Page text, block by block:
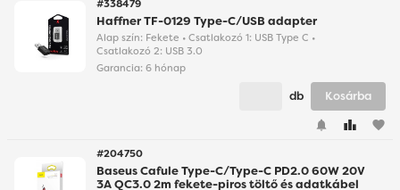
#338479
Haffner TF-0129 Type-C/USB adapter
Alap szín: Fekete • Csatlakozó 1: USB Type C •
Csatlakozó 2: USB 3.0
Garancia: 6 hónap
favorite
db Kosárba
#204750
Baseus Cafule Type-C/Type-C PD2.0 60W 20V
3A QC3.0 2m fekete-piros töltő és adatkábel